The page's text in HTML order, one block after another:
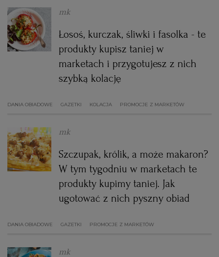
mk
Łosoś, kurczak, śliwki i fasolka - te
produkty kupisz taniej w
marketach i przygotujesz z nich
szybką kolację
DANIA OBIADOWE GAZETKI KOLACJA PROMOCJE Z MARKETÓW
mk
Szczupak, królik, a może makaron?
W tym tygodniu w marketach te
produkty kupimy taniej. Jak
ugotować z nich pyszny obiad
DANIA OBIADOWE GAZETKI PROMOCJE Z MARKETÓW
mk